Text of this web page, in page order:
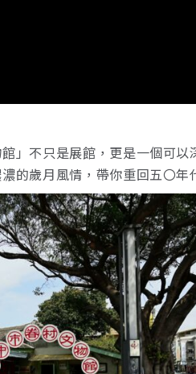
」不只是展館，更是一個可
的歲月風情，帶你重回五〇年